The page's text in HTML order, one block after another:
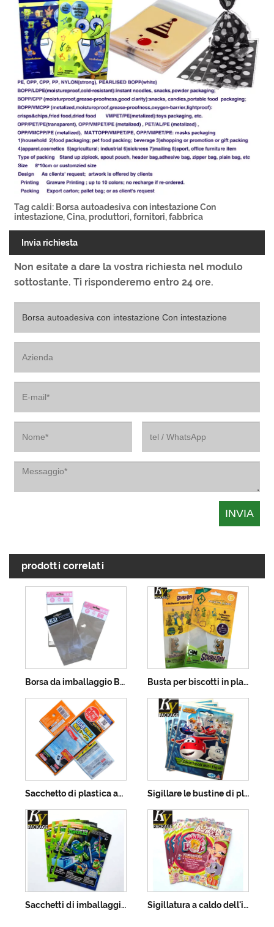
Tag caldi: Borsa autoadesiva con intestazione Con
intestazione, Cina, produttori, fornitori, fabbrica
Invia richiesta
Non esitate a dare la vostra richiesta nel modulo
sottostante. Ti risponderemo entro 24 ore.
prodotti correlati
Borsa da imballaggio Bopp autoadesiva stampata Busta per biscotti in plastica con certificato Opp
Sacchetto di plastica autoadesivo Opp con intestazione Sigillare le bustine di plastica in foglio di alluminio
Sacchetti di imballaggio in plastica in foglio di alluminio per giocattoli Sigillatura a caldo dell'imballaggio di carte collezionabili in foglio di plastica